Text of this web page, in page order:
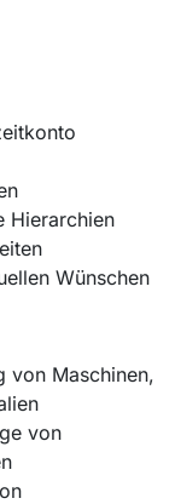
Hierarchien
Wünschen
von Maschinen,
von